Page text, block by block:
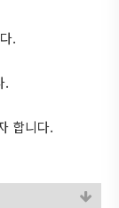
.
.
합니다.